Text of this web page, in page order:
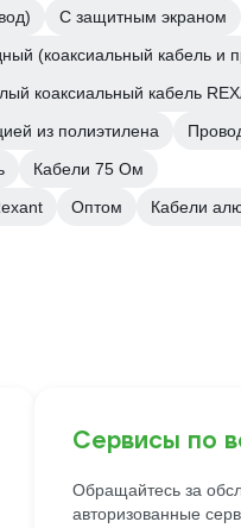
С защитным экраном
(коаксиальный кабель и
коаксиальный кабель
из полиэтилена
Кабели 75 Ом
Оптом Кабели
Сервисы по
Обращайтесь за
авторизованные